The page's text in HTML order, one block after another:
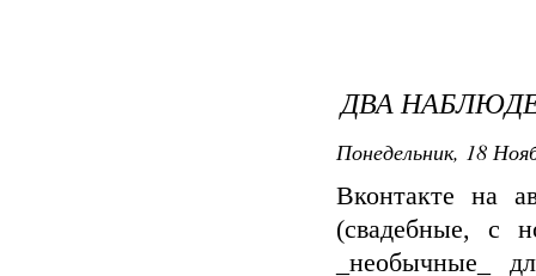
ДВА
Понедельник, 18
Вконтакте на
(свадебные, с
_необычные_